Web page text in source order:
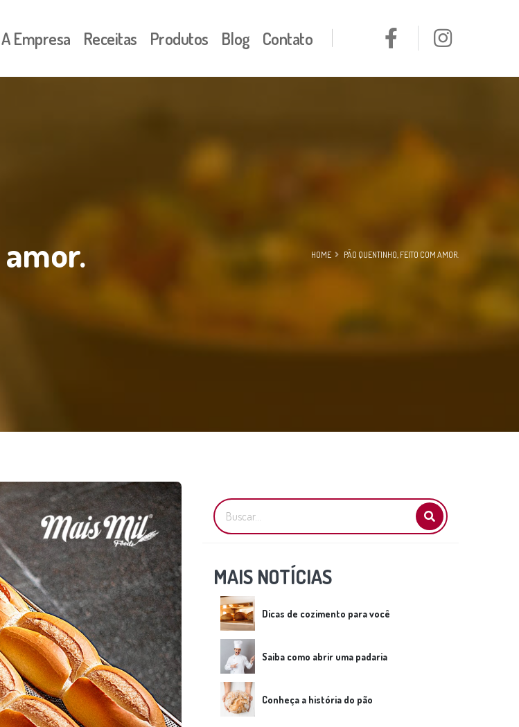
A Empresa Receitas Produtos Blog Contato
HOME PÃO QUENTINHO, FEITO COM AMOR.
MAIS NOTÍCIAS
Dicas de cozimento para você
Saiba como abrir uma padaria
Conheça a história do pão